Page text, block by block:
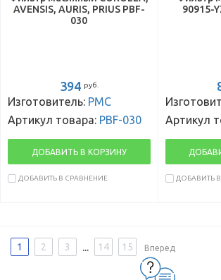
AVENSIS, AURIS, PRIUS PBF-
030
394 руб.
Изготовитель: PMC
Артикул товара: PBF-030
ДОБАВИТЬ В КОРЗИНУ
ДОБАВИТЬ В СРАВНЕНИЕ
90915-
Артикул
ДОБАВИТЬ
1 2 3 ... 14 15 Вперед